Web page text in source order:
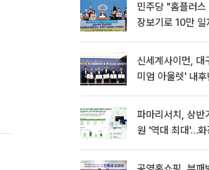
민주당 "홈플러
장보기로 10만
신세계사이먼, 대
미엄 아울렛' 내
파마리서치, 상
원 '역대 최대'…